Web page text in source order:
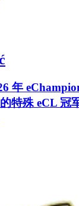
年
特殊 eCL 冠